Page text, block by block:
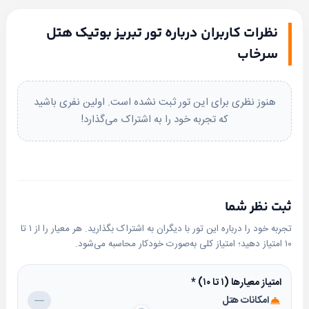
• سرویس بهداشتی ایرانی (در
• سشوار
• سیستم اعلام حریق
• سیستم تهویه
• سیستم گرمایش و سرمایش
مسواک|خمیر دندان|حوله)
• مبلمان
• وای فای (محدود)
• چای ساز
• کافی شاپ
• کمد لباس
بله پیامک
نظرات کاربران درباره تور تبریز بوتیک هتل
سرخاب
هنوز نظری برای این تور ثبت نشده است. اولین نفری باشید
که تجربه خود را به اشتراک می‌گذارد!
ثبت نظر شما
تجربه خود را درباره این تور با دیگران به اشتراک بگذارید. هر معیار را از ۱ تا
۱۰ امتیاز دهید؛ امتیاز کلی به‌صورت خودکار محاسبه می‌شود.
امتیاز معیارها (۱ تا ۱۰)
*
امکانات هتل
—